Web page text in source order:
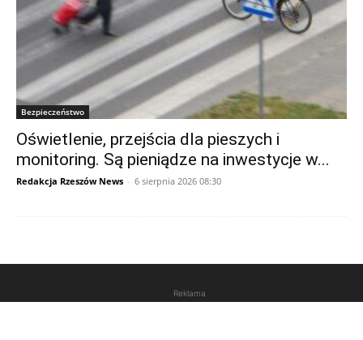
Bezpieczeństwo
Oświetlenie, przejścia dla pieszych i
monitoring. Są pieniądze na inwestycje w...
Redakcja Rzeszów News - 6 sierpnia 2026 08:30
Reklama